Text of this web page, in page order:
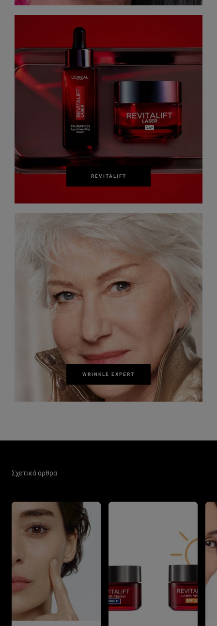
REVITALIFT
WRINKLE EXPERT
Σχετικά άρθρα